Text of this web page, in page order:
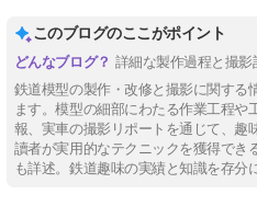
このブログのここがポイント
詳細な製作過程と撮
鉄道模型の製作・改修と撮影に関する
ます。模型の細部にわたる作業工程
報、実車の撮影リポートを通じて、趣
讀者が実用的なテクニックを獲得でき
も詳述。鉄道趣味の実績と知識を存分